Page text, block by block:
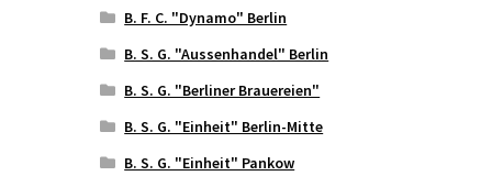
B. F. C. "Dynamo" Berlin
B. S. G. "Aussenhandel" Berlin
B. S. G. "Berliner Brauereien"
B. S. G. "Einheit" Berlin-Mitte
B. S. G. "Einheit" Pankow